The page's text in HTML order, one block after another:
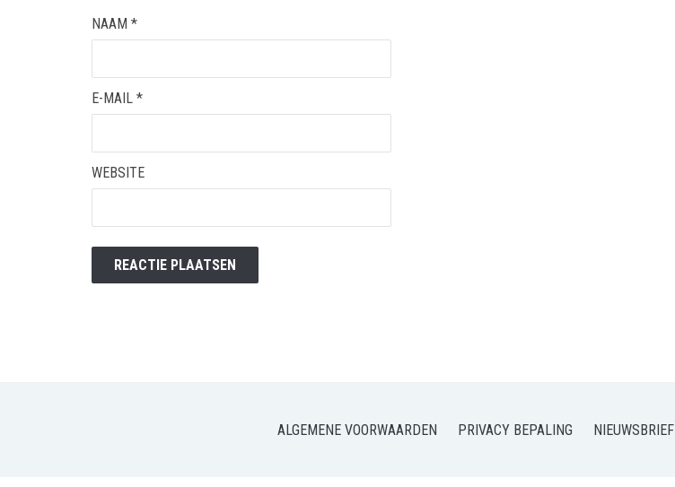
NAAM *
E-MAIL *
WEBSITE
ALGEMENE VOORWAARDEN PRIVACY BEPALING NIEUWSBRIEF